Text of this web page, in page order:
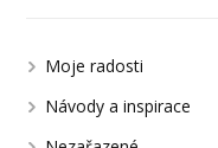
Moje radosti
Návody a inspirace